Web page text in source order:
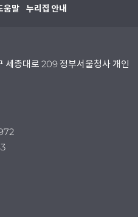
움말 누리집 안내
세종대로 209 정부서울청사 개인